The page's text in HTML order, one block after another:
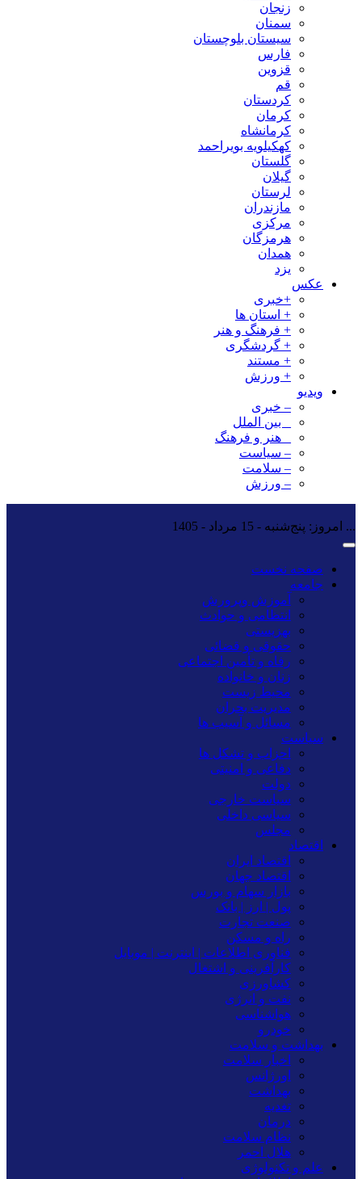
زنجان
سمنان
سیستان بلوچستان
فارس
قزوین
قم
کردستان
کرمان
کرمانشاه
کهکیلویه بویراحمد
گلستان
گیلان
لرستان
مازندران
مرکزی
هرمزگان
همدان
یزد
عکس
+خبری
+ استان ها
+ فرهنگ و هنر
+ گردشگری
+ مستند
+ ورزش
ویدیو
– خبری
_ بین الملل
_ هنر و فرهنگ
– سیاست
– سلامت
– ورزش
... امروز: پنج‌شنبه - 15 مرداد - 1405
صفحه نخست
جامعه
آموزش وپرورش
انتظامی و حوادث
بهزیستی
حقوقی و قضائی
رفاه و تأمین اجتماعی
زنان و خانواده
محیط زیست
مدیریت بحران
مسائل و آسیب ها
سیاست
احزاب و تشکل ها
دفاعی و امنیتی
دولت
سیاست خارجی
سیاسی داخلی
مجلس
اقتصاد
اقتصاد ایران
اقتصاد جهان
بازار سهام و بورس
پول | ارز | بانک
صنعت تجارت
راه و مسکن
فناوری اطلاعات | اینترنت | موبایل
کارآفرینی و اشتغال
کشاورزی
نفت و انرژی
هواشناسی
خودرو
بهداشت و سلامت
اخبار سلامت
اورژانس
بهداشت
تغدیه
درمان
نظام سلامت
هلال احمر
علم و تکنولوژی